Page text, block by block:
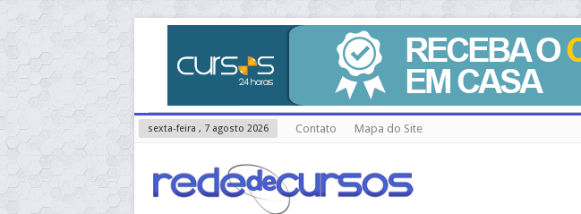
sexta-feira , 7 agosto 2026 Contato Mapa do Site